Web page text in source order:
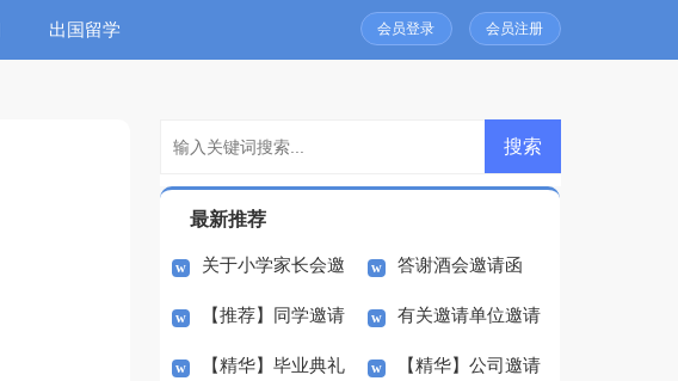
出国留学 会员登录 会员注册
最新推荐
关于小学家长会邀
请函集锦9篇
答谢酒会邀请函
【推荐】同学邀请
函模板汇编十篇
有关邀请单位邀请
函范文汇总8篇
【精华】毕业典礼 【精华】公司邀请